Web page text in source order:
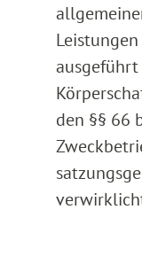
den §§ 66